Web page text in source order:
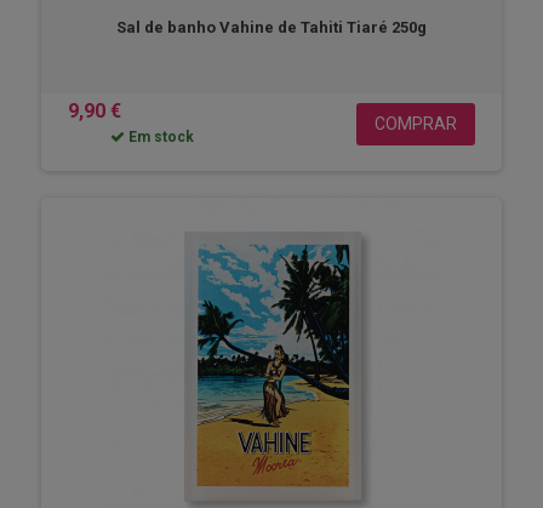
Sal de banho Vahine de Tahiti Tiaré 250g
9,90 €
Em stock
COMPRAR